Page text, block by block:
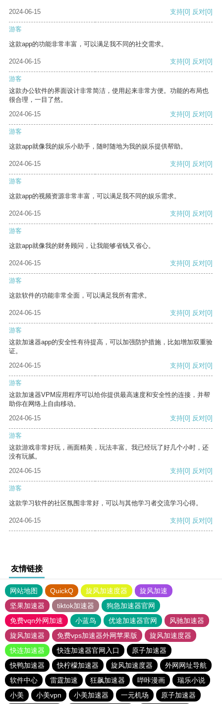
2024-06-15 支持[0] 反对[0]
游客
这款app的功能非常丰富，可以满足我不同的社交需求。
2024-06-15 支持[0] 反对[0]
游客
这款办公软件的界面设计非常简洁，使用起来非常方便。功能的布局也
很合理，一目了然。
2024-06-15
支持[0] 反对[0]
游客
这款app就像我的娱乐小助手，随时随地为我的娱乐提供帮助。
2024-06-15 支持[0] 反对[0]
游客
这款app的视频资源非常丰富，可以满足我不同的娱乐需求。
2024-06-15 支持[0] 反对[0]
游客
这款app就像我的财务顾问，让我能够省钱又省心。
2024-06-15 支持[0] 反对[0]
游客
这款软件的功能非常全面，可以满足我所有需求。
2024-06-15 支持[0] 反对[0]
游客
这款加速器app的安全性有待提高，可以加强防护措施，比如增加双重验
证。
2024-06-15
支持[0] 反对[0]
游客
这款加速器VPM应用程序可以给你提供最高速度和安全性的连接，并帮
助你在网络上自由移动。
2024-06-15
支持[0] 反对[0]
游客
这款游戏非常好玩，画面精美，玩法丰富。我已经玩了好几个小时，还
没有玩腻。
2024-06-15
支持[0] 反对[0]
游客
这款学习软件的社区氛围非常好，可以与其他学习者交流学习心得。
2024-06-15 支持[0] 反对[0]
友情链接
网站地图 QuickQ 旋风加速度器
旋风加速
坚果加速器
tiktok加速器
狗急加速器官网
免费vqn外网加速
小蓝鸟 优途加速器官网
风驰加速器
旋风加速器
免费vps加速器外网苹果版
旋风加速度器
快连加速器
快连加速器官网入口
原子加速器
快鸭加速器
快柠檬加速器 旋风加速度器
外网网址导航
软件中心
雷霆加速 狂飙加速器 哔咔漫画
瑞乐小说
小美
小美vpn 小美加速器 一元机场 原子加速器